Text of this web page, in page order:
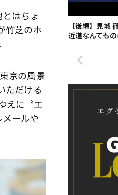
はちょ
竹芝のホ
京の風景
ただける
えに〝エ
ールや
を過ごした、海最
邸」
【後編】見城
近道なんても